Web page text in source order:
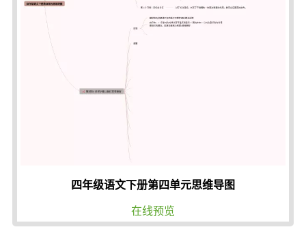
四年级语文下册第四单元思维导图
在线预览